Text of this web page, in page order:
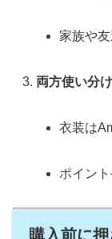
家族や
両方使い分け
衣装は
ポイン
購入前に